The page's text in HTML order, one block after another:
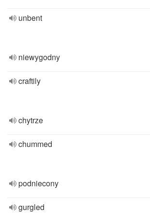
unbent
niewygodny
craftily
chytrze
chummed
podniecony
gurgled